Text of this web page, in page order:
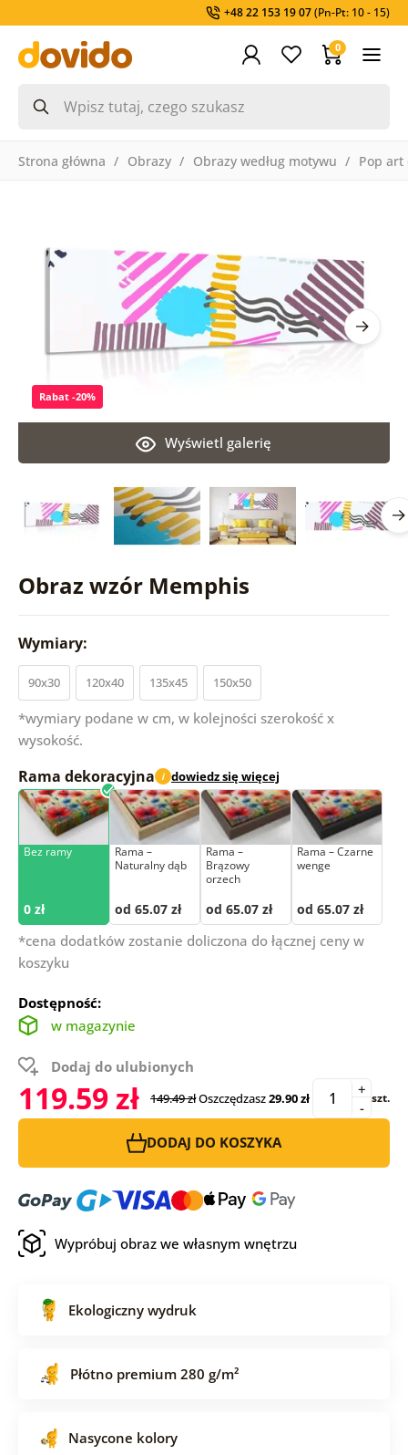
+48 22 153 19 07(Pn-Pt: 10 - 15)
0
Strona główna Obrazy Obrazy według motywu Pop art
Obraz wzór Memphis
Wyświetl galerię
Rabat -20%
Wymiary:
90x30 120x40 135x45 150x50
*wymiary podane w cm, w kolejności szerokość x
wysokość.
Rama dekoracyjna i dowiedz się więcej
Bez ramy
0 zł
Rama –
Naturalny dąb
od 65.07 zł
Rama –
Brązowy
orzech
od 65.07 zł
Rama – Czarne
wenge
od 65.07 zł
*cena dodatków zostanie doliczona do łącznej ceny w
koszyku
Dostępność:
w magazynie
Dodaj do ulubionych
119.59 zł 149.49 złOszczędzasz29.90 zł -
+ szt.
DODAJ DO KOSZYKA
Wypróbuj obraz we własnym wnętrzu
Ekologiczny wydruk
Płótno premium 280 g/m²
Nasycone kolory